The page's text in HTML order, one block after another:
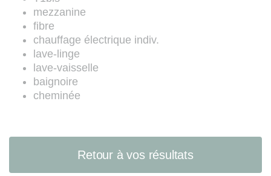
les articles L. 223-1 à L. 223-7 du
Code de la consommation (site web
:
www.bloctel.gouv.fr
mezzanine
fibre
chauffage électrique indiv.
lave-linge
lave-vaisselle
baignoire
cheminée
Retour à vos résultats